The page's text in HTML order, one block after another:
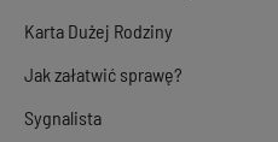
Karta Dużej Rodziny
Jak załatwić sprawę?
Sygnalista